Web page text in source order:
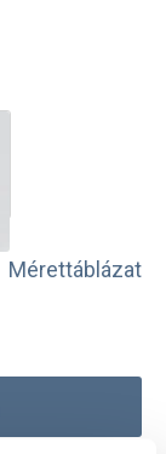
Mérettáblázat